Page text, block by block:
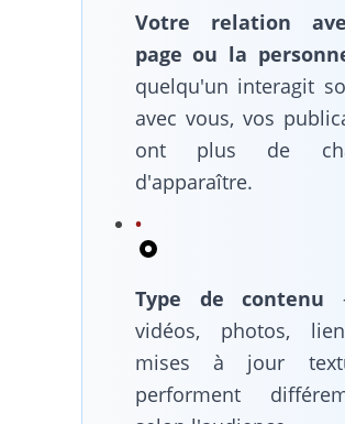
Votre relation
page ou la
quelqu'un interagit
avec vous, vos
ont plus de
d'apparaître.
Type de contenu
vidéos, photos,
mises à jour
performent